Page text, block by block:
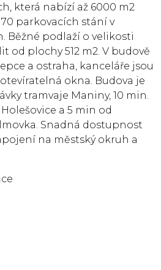
která nabízí až 6000 m2
parkovacích stání v
Běžné podlaží o velikosti
od plochy 512 m2. V budově
a ostraha, kanceláře jsou
okna. Budova je
tramvaje Maniny, 10 min.
a 5 min od
Snadná dostupnost
na městský okruh a